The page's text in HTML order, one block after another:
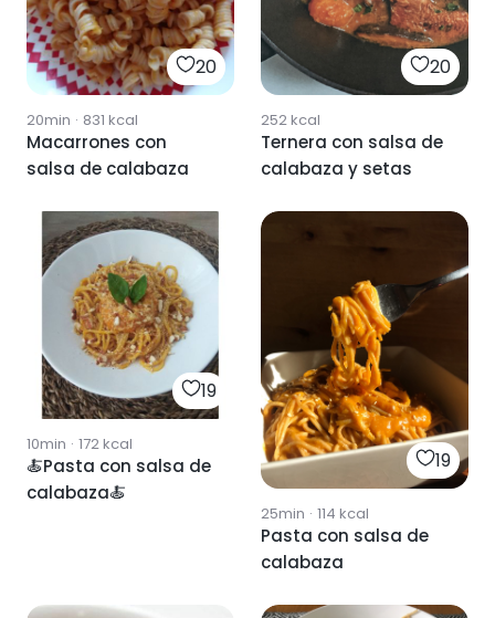
20
20min · 831 kcal
Macarrones con
salsa de calabaza
20
252kcal
Ternera con salsa de
calabaza y setas
19
10min · 172kcal
🍝Pasta con salsa de
calabaza🍝
19
25min · 114 kcal
Pasta con salsa de
calabaza